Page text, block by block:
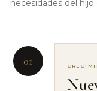
necesidades del
01